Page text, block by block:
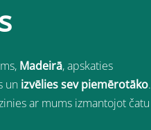
, Madeirā, apskaties
un izvēlies sev piemērotāko.
ar mums izmantojot čatu